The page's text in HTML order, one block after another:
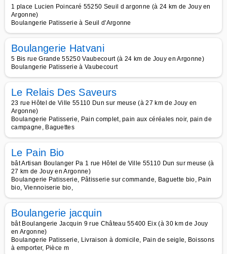
1 place Lucien Poincaré 55250 Seuil d argonne (à 24 km de Jouy en
Argonne)
Boulangerie Patisserie à Seuil d'Argonne
Boulangerie Hatvani
5 Bis rue Grande 55250 Vaubecourt (à 24 km de Jouy en Argonne)
Boulangerie Patisserie à Vaubecourt
Le Relais Des Saveurs
23 rue Hôtel de Ville 55110 Dun sur meuse (à 27 km de Jouy en
Argonne)
Boulangerie Patisserie, Pain complet, pain aux céréales noir, pain de
campagne, Baguettes
Le Pain Bio
bât Artisan Boulanger Pa 1 rue Hôtel de Ville 55110 Dun sur meuse (à
27 km de Jouy en Argonne)
Boulangerie Patisserie, Pâtisserie sur commande, Baguette bio, Pain
bio, Viennoiserie bio,
Boulangerie jacquin
bât Boulangerie Jacquin 9 rue Château 55400 Eix (à 30 km de Jouy
en Argonne)
Boulangerie Patisserie, Livraison à domicile, Pain de seigle, Boissons
à emporter, Pièce m